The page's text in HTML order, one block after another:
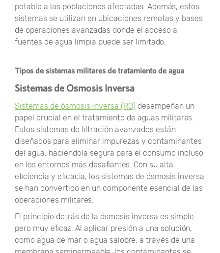
potable a las poblaciones afectadas. Además, estos
sistemas se utilizan en ubicaciones remotas y bases
de operaciones avanzadas donde el acceso a
fuentes de agua limpia puede ser limitado.
Tipos de sistemas militares de tratamiento de agua
Sistemas de Osmosis Inversa
Sistemas de ósmosis inversa (RO) desempeñan un
papel crucial en el tratamiento de aguas militares.
Estos sistemas de filtración avanzados están
diseñados para eliminar impurezas y contaminantes
del agua, haciéndola segura para el consumo incluso
en los entornos más desafiantes. Con su alta
eficiencia y eficacia, los sistemas de ósmosis inversa
se han convertido en un componente esencial de las
operaciones militares.
El principio detrás de la ósmosis inversa es simple
pero muy eficaz. Al aplicar presión a una solución,
como agua de mar o agua salobre, a través de una